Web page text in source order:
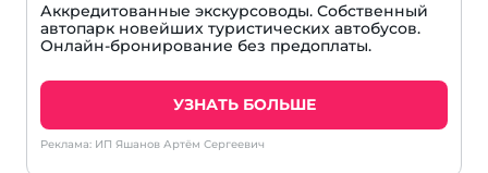
Аккредитованные экскурсоводы. Собственный
автопарк новейших туристических автобусов.
Онлайн-бронирование без предоплаты.
УЗНАТЬ БОЛЬШЕ
Реклама: ИП Яшанов Артём Сергеевич